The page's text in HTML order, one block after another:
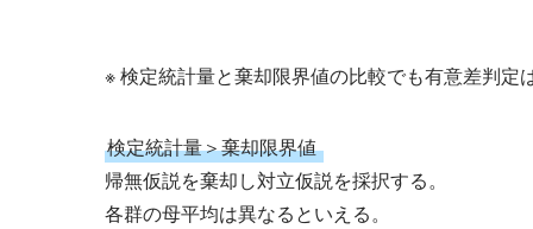
※ 検定統計量と棄却限界値の比較でも有意差判定
検定統計量＞棄却限界値
帰無仮説を棄却し対立仮説を採択する。
各群の母平均は異なるといえる。